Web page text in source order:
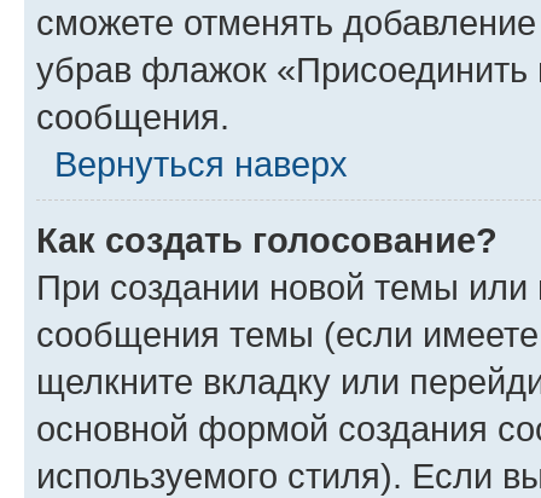
сможете отменять
убрав флажок
сообщения.
Вернуться наверх
Как создать голосование?
При создании новой темы или
сообщения темы (если
щелкните вкладку или
основной формой создания
используемого стиля). Если